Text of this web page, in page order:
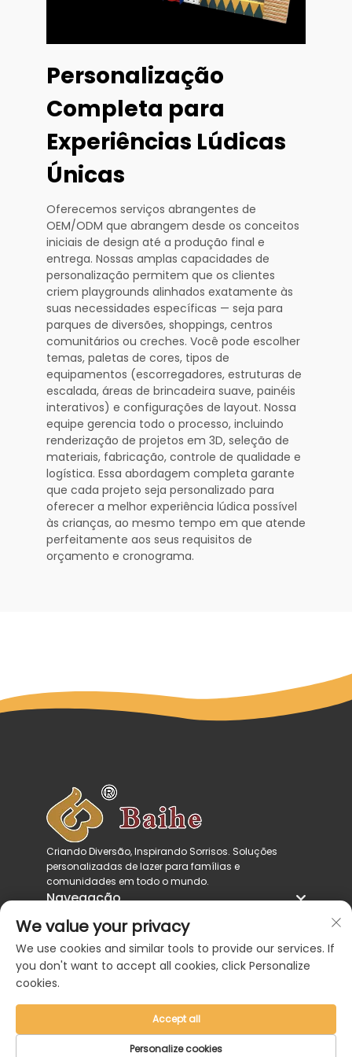
Personalização
Completa para
Experiências Lúdicas
Únicas
Oferecemos serviços abrangentes de
OEM/ODM que abrangem desde os conceitos
iniciais de design até a produção final e
entrega. Nossas amplas capacidades de
personalização permitem que os clientes
criem playgrounds alinhados exatamente às
suas necessidades específicas — seja para
parques de diversões, shoppings, centros
comunitários ou creches. Você pode escolher
temas, paletas de cores, tipos de
equipamentos (escorregadores, estruturas de
escalada, áreas de brincadeira suave, painéis
interativos) e configurações de layout. Nossa
equipe gerencia todo o processo, incluindo
renderização de projetos em 3D, seleção de
materiais, fabricação, controle de qualidade e
logística. Essa abordagem completa garante
que cada projeto seja personalizado para
oferecer a melhor experiência lúdica possível
às crianças, ao mesmo tempo em que atende
perfeitamente aos seus requisitos de
orçamento e cronograma.
Criando Diversão, Inspirando Sorrisos. Soluções
personalizadas de lazer para famílias e
comunidades em todo o mundo.
Navegação
Categorias de produtos
Entre em contato conosco
Direitos autorais © 2026 por Zhejiang Baihe
Industrial Co., Ltd. | Política de Privacidade
We value your privacy
We use cookies and similar tools to provide our services. If
you don't want to accept all cookies, click Personalize
cookies.
Personalize cookies
Accept all